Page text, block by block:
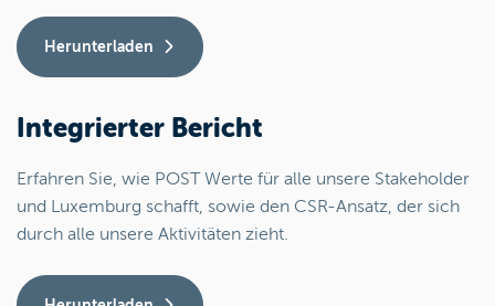
Herunterladen
Integrierter Bericht
Erfahren Sie, wie POST Werte für alle unsere Stakeholder
und Luxemburg schafft, sowie den CSR-Ansatz, der sich
durch alle unsere Aktivitäten zieht.